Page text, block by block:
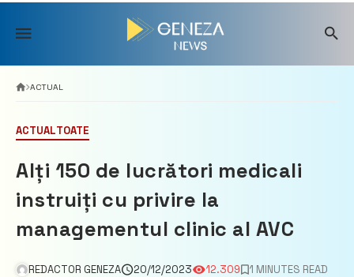
Skip
content
ACTUAL
ACTUALTOATE
Alți 150 de lucrători medicali
instruiți cu privire la
managementul clinic al AVC
REDACTOR GENEZA 20/12/2023 12.309
1 MINUTES READ